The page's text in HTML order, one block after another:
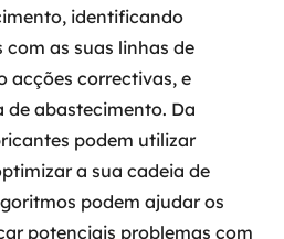
identificando
as suas linhas de
acções correctivas, e
de abastecimento. Da
podem utilizar
a sua cadeia de
podem ajudar os
potenciais problemas com